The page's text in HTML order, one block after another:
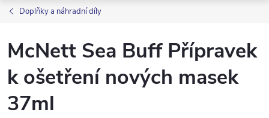
Doplňky a náhradní díly
McNett Sea Buff Přípravek
k ošetření nových masek
37ml